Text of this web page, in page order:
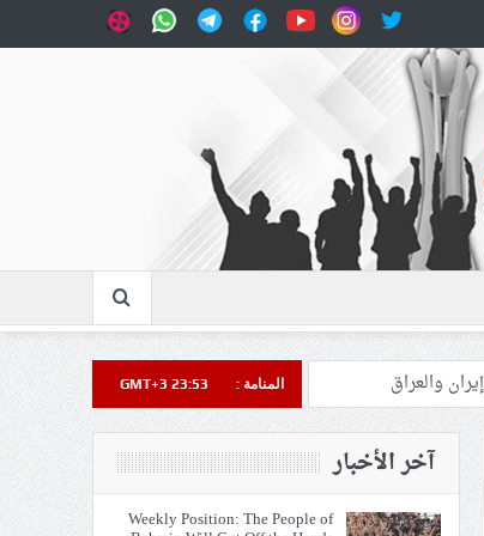
GMT+3 23:53 المنامة :
آخر الأخبار
Weekly Position: The People of